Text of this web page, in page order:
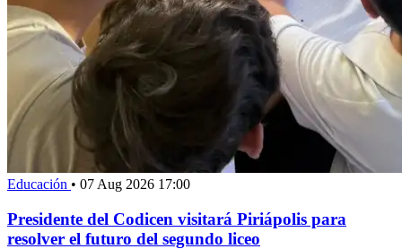
Educación • 07 Aug 2026 17:00
Presidente del Codicen visitará Piriápolis para
resolver el futuro del segundo liceo